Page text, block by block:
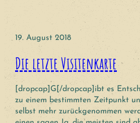
19. August 2018
Die letzte Visitenkarte
[dropcap]G[/dropcap]ibt es
zu einem bestimmten Zeitpunkt
selbst mehr zurückgenommen